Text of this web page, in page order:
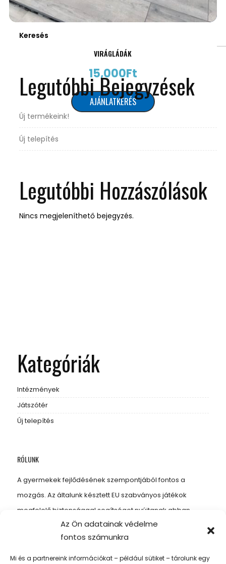
Az Ön adatainak védelme
fontos számunkra
Mi és a partnereink információkat – például sütiket – tárolunk egy
VIRÁGLÁDÁK
15,000Ft
AJÁNLATKÉRÉS
Keresés
Legutóbbi Bejegyzések
Új termékeink!
Új telepítés
Legutóbbi Hozzászólások
Nincs megjeleníthető bejegyzés.
Kategóriák
Intézmények
Játszótér
Új telepítés
RÓLUNK
A gyermekek fejlődésének szempontjából fontos a
mozgás. Az általunk késztett EU szabványos játékok
megfelelő biztonsággal segítséget nyújtanak abban,
hogy gyermekeinknek kellő mozgást biztosítsunk, amitől
erősebbek, energikusabbak és egészségesebbek
lesznek.